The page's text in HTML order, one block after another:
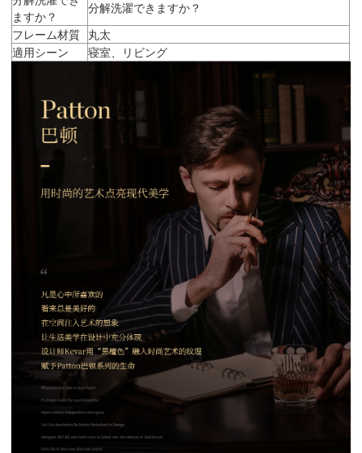
ますか？
分解洗濯できますか？
フレーム材質 丸太
適用シーン
寝室、リビング